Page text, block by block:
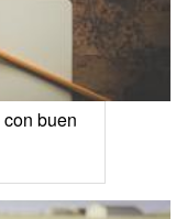
buen